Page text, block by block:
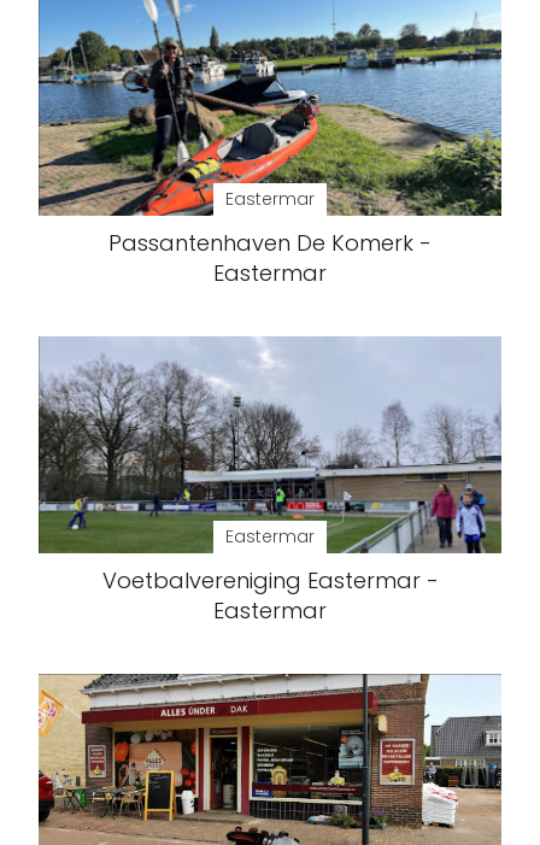
Eastermar
Passantenhaven De Komerk -
Eastermar
Eastermar
Voetbalvereniging Eastermar -
Eastermar